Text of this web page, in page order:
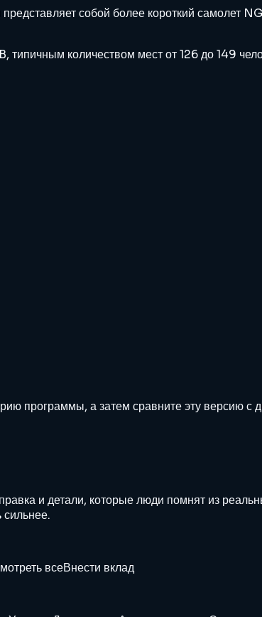
собой более короткий самолет
количеством мест от 126 до 149
программы, а затем сравните эту версию с
и детали, которые люди помнят из
всеВнести вклад